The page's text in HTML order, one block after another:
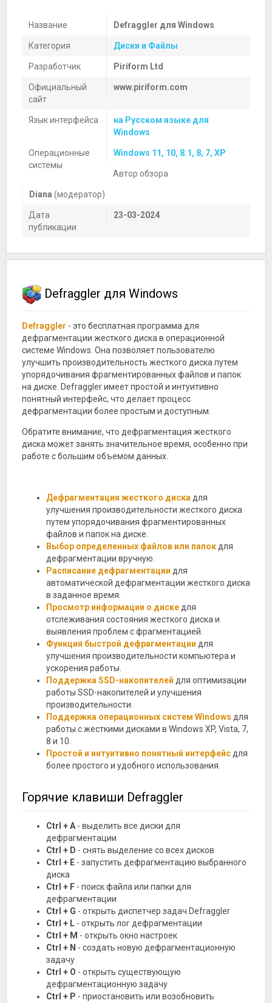
Название Defraggler для Windows
Категория Диски и Файлы
Разработчик Piriform Ltd
Официальный
сайт
www.piriform.com
Язык интерфейса
на Русском языке для
Windows
Операционные
системы
Windows 11, 10, 8.1, 8, 7, XP
Автор обзора
Diana (модератор)
Дата
публикации
23-03-2024
Defraggler для Windows
Defraggler - это бесплатная программа для
дефрагментации жесткого диска в операционной
системе Windows. Она позволяет пользователю
улучшить производительность жесткого диска путем
упорядочивания фрагментированных файлов и папок
на диске. Defraggler имеет простой и интуитивно
понятный интерфейс, что делает процесс
дефрагментации более простым и доступным.
Обратите внимание, что дефрагментация жесткого
диска может занять значительное время, особенно при
работе с большим объемом данных.
Дефрагментация жесткого диска для
улучшения производительности жесткого диска
путем упорядочивания фрагментированных
файлов и папок на диске.
Выбор определенных файлов или папок для
дефрагментации вручную.
Расписание дефрагментации для
автоматической дефрагментации жесткого диска
в заданное время.
Просмотр информации о диске для
отслеживания состояния жесткого диска и
выявления проблем с фрагментацией.
Функция быстрой дефрагментации для
улучшения производительности компьютера и
ускорения работы.
Поддержка SSD-накопителей для оптимизации
работы SSD-накопителей и улучшения
производительности.
Поддержка операционных систем Windows для
работы с жесткими дисками в Windows XP, Vista, 7,
8 и 10.
Простой и интуитивно понятный интерфейс для
более простого и удобного использования.
Горячие клавиши Defraggler
Ctrl + A - выделить все диски для
дефрагментации
Ctrl + D - снять выделение со всех дисков
Ctrl + E - запустить дефрагментацию выбранного
диска
Ctrl + F - поиск файла или папки для
дефрагментации
Ctrl + G - открыть диспетчер задач Defraggler
Ctrl + L - открыть лог дефрагментации
Ctrl + M - открыть окно настроек
Ctrl + N - создать новую дефрагментационную
задачу
Ctrl + O - открыть существующую
дефрагментационную задачу
Ctrl + P - приостановить или возобновить